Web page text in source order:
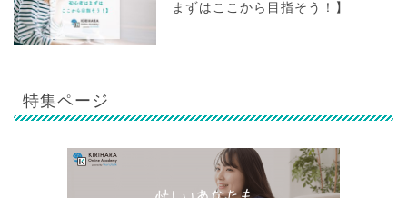
まずはここから目指そう！】
特集ページ